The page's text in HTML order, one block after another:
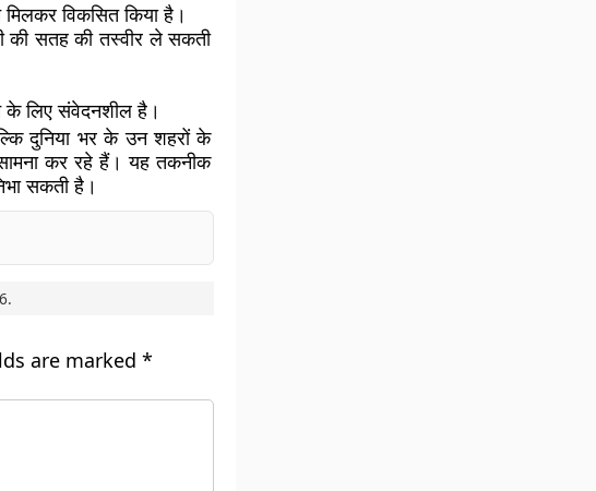
विकसित किया है।
की सतह की तस्वीर ले सकती
के लिए संवेदनशील है।
दुनिया भर के उन शहरों के
कर रहे हैं। यह तकनीक
सकती है।
.
are marked *